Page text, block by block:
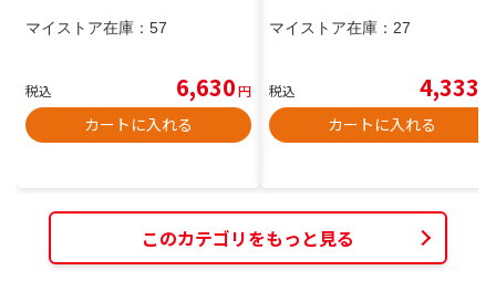
マイストア在庫： 57
税込 6,630円
カートに入れる
マイストア在庫： 27
税込 4,333
カートに入れる
このカテゴリをもっと見る